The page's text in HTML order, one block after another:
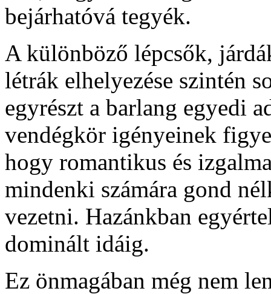
bejárhatóvá tegyék.
A különböző lépcsők,
létrák elhelyezése szintén
egyrészt a barlang egyedi
vendégkör igényeinek
hogy romantikus és
mindenki számára gond
vezetni. Hazánkban
dominált idáig.
Ez önmagában még nem